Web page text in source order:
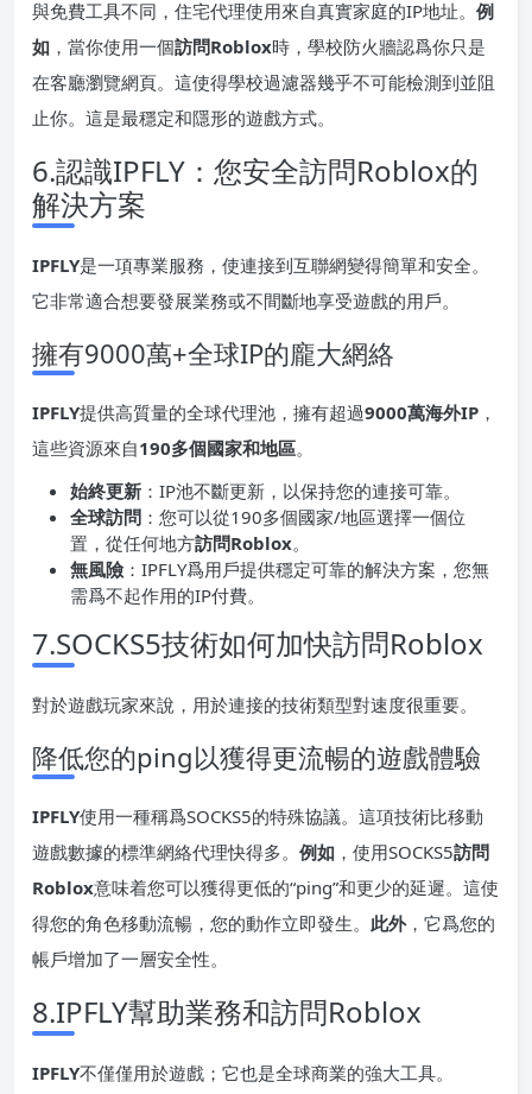
與免費工具不同，住宅代理使用來自真實家庭的IP地址。 例
如 ，當你使用一個訪問Roblox時，學校防火牆認爲你只是
在客廳瀏覽網頁。這使得學校過濾器幾乎不可能檢測到並阻
止你。這是最穩定和隱形的遊戲方式。
6.認識IPFLY：您安全訪問Roblox的
解決方案
IPFLY是一項專業服務，使連接到互聯網變得簡單和安全。
它非常適合想要發展業務或不間斷地享受遊戲的用戶。
擁有9000萬+全球IP的龐大網絡
IPFLY提供高質量的全球代理池，擁有超過9000萬海外IP ，
這些資源來自190多個國家和地區。
始終更新 ：IP池不斷更新，以保持您的連接可靠。
全球訪問 ：您可以從190多個國家/地區選擇一個位
置，從任何地方訪問Roblox。
無風險 ：IPFLY爲用戶提供穩定可靠的解決方案，您無
需爲不起作用的IP付費。
7.SOCKS5技術如何加快訪問Roblox
對於遊戲玩家來說，用於連接的技術類型對速度很重要。
降低您的ping以獲得更流暢的遊戲體驗
IPFLY使用一種稱爲SOCKS5的特殊協議。這項技術比移動
遊戲數據的標準網絡代理快得多。 例如 ，使用SOCKS5訪問
Roblox意味着您可以獲得更低的“ping”和更少的延遲。這使
得您的角色移動流暢，您的動作立即發生。 此外，它爲您的
帳戶增加了一層安全性。
8.IPFLY幫助業務和訪問Roblox
IPFLY不僅僅用於遊戲；它也是全球商業的強大工具。